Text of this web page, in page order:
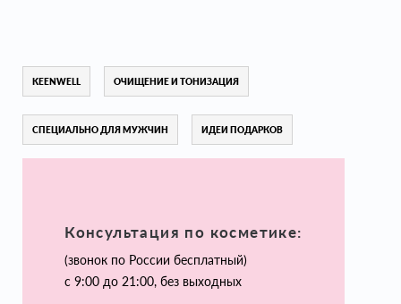
KEENWELL ОЧИЩЕНИЕ И ТОНИЗАЦИЯ
СПЕЦИАЛЬНО ДЛЯ МУЖЧИН ИДЕИ ПОДАРКОВ
Консультация по косметике:
(звонок по России бесплатный)
с 9:00 до 21:00, без выходных